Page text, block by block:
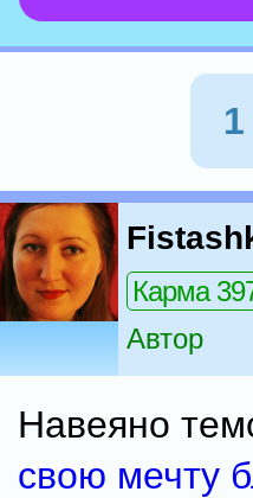
1
Карма
Автор
Навеяно
свою мечту